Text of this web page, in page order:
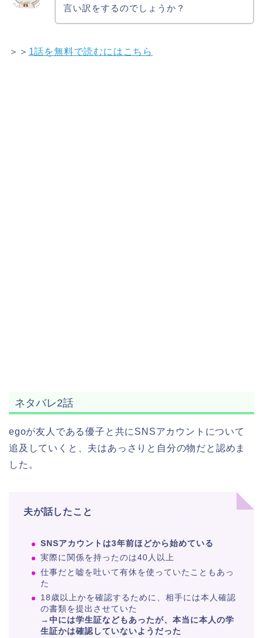
言い訳をするのでしょうか？
＞＞ 1話を無料で読むにはこちら
ネタバレ2話
egoが友人である優子と共にSNSアカウントについて
追及していくと、夫はあっさりと自分の物だと認めま
した。
夫が話したこと
SNSアカウントは3年前ほどから始めている
実際に関係を持ったのは40人以上
仕事だと嘘を吐いて有休を使っていたこともあっ
た
18歳以上かを確認するために、相手には本人確認
の書類を提出させていた
→ 中には学生証などもあったが、本当に本人の学
生証かは確認していないようだった